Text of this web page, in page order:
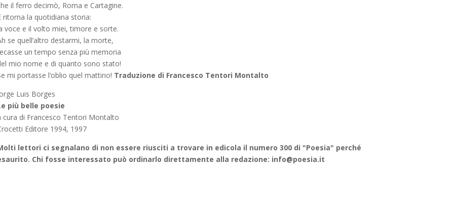
il ferro decimò, Roma e Cartagine.
ritorna la quotidiana storia:
voce e il volto miei, timore e sorte.
se quell’altro destarmi, la morte,
un tempo senza più memoria
mio nome e di quanto sono stato!
mi portasse l’oblio quel mattino! Traduzione di Francesco Tentori Montalto
Luis Borges
più belle poesie
cura di Francesco Tentori Montalto
Editore 1994, 1997
lettori ci segnalano di non essere riusciti a trovare in edicola il numero 300 di "Poesia" perché
Chi fosse interessato può ordinarlo direttamente alla redazione: info@poesia.it